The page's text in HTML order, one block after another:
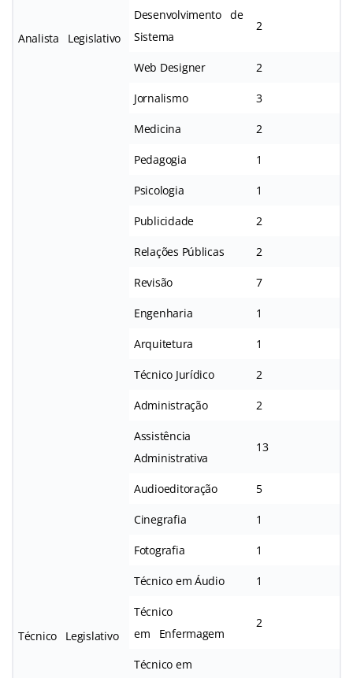
Analista Legislativo
Desenvolvimento de
Sistema
2
Web Designer 2
Jornalismo 3
Medicina 2
Pedagogia 1
Psicologia 1
Publicidade 2
Relações Públicas 2
Revisão 7
Engenharia 1
Arquitetura 1
Técnico Jurídico 2
Administração 2
Técnico Legislativo
Assistência
Administrativa
13
Audioeditoração 5
Cinegrafia 1
Fotografia 1
Técnico em Áudio 1
Técnico
em Enfermagem
2
Técnico em